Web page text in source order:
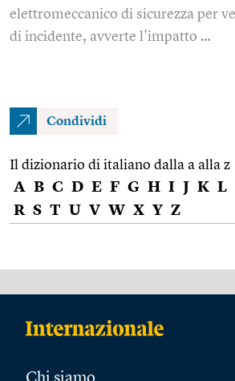
elettromeccanico di sicurezza per
di incidente, avverte l'impatto …
Condividi
Il dizionario di italiano dalla a alla z
A B C D E F G H I J K L
R S T U V W X Y Z